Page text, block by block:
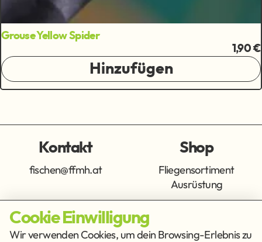
Grouse Yellow Spider
1,90 €
Hinzufügen
Kontakt
fischen@ffmh.at
Shop
Fliegensortiment
Ausrüstung
Info Get Social
Cookie Einwilligung
Wir verwenden Cookies, um dein Browsing-Erlebnis zu